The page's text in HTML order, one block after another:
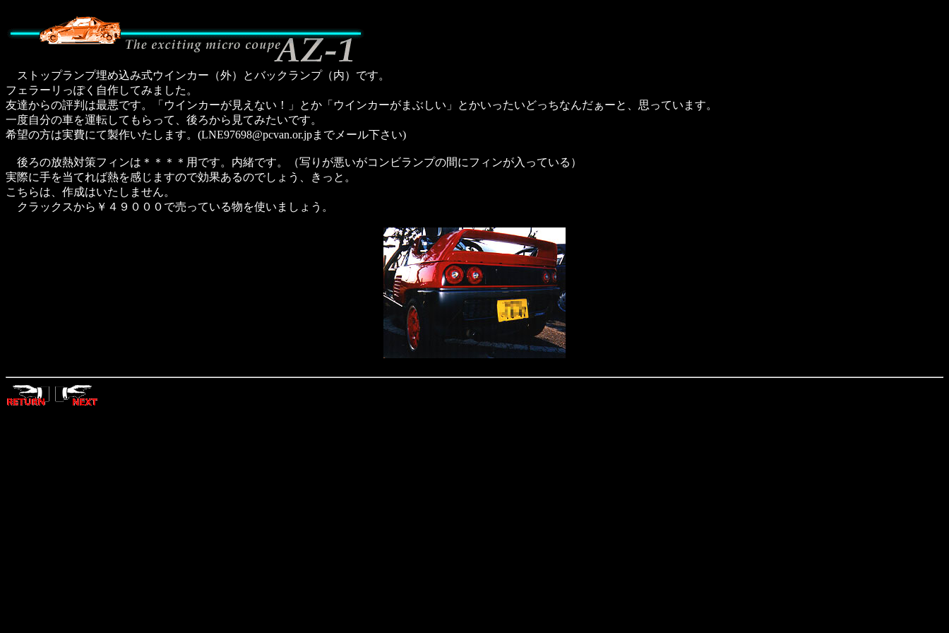
ストップランプ埋め込み式ウインカー（外）とバックランプ（内）です。
フェラーリっぽく自作してみました。
友達からの評判は最悪です。「ウインカーが見えない！」とか「ウインカーがまぶしい」とかいったいどっちなんだぁーと、思っています。
一度自分の車を運転してもらって、後ろから見てみたいです。
希望の方は実費にて製作いたします。(LNE97698@pcvan.or.jpまでメール下さい)
後ろの放熱対策フィンは＊＊＊＊用です。内緒です。（写りが悪いがコンビランプの間にフィンが入っている）
実際に手を当てれば熱を感じますので効果あるのでしょう、きっと。
こちらは、作成はいたしません。
クラックスから￥４９０００で売っている物を使いましょう。